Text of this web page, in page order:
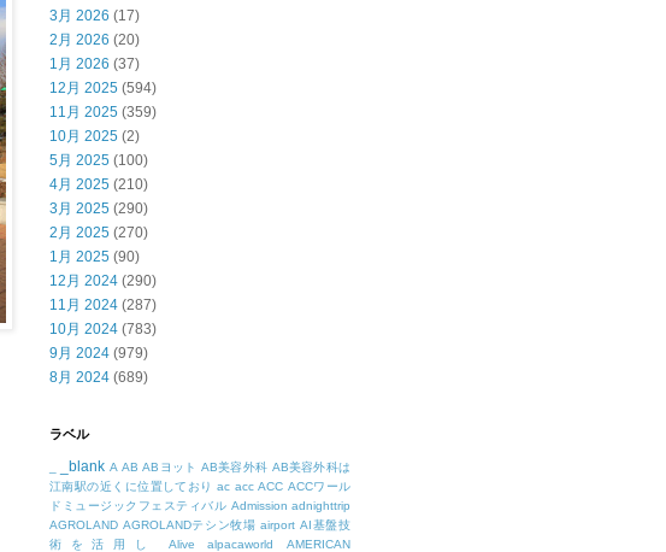
3月 2026 (17)
2月 2026 (20)
1月 2026 (37)
12月 2025 (594)
11月 2025 (359)
10月 2025 (2)
5月 2025 (100)
4月 2025 (210)
3月 2025 (290)
2月 2025 (270)
1月 2025 (90)
12月 2024 (290)
11月 2024 (287)
10月 2024 (783)
9月 2024 (979)
8月 2024 (689)
ラベル
_blank A AB ABヨット AB美容外科 AB美容外科は
江南駅の近くに位置しており ac acc ACC ACCワール
ドミュージックフェスティバル Admission adnighttrip
AGROLAND AGROLANDテシン牧場 airport AI基盤技
術を活用し
Alive alpacaworld
AMERICAN